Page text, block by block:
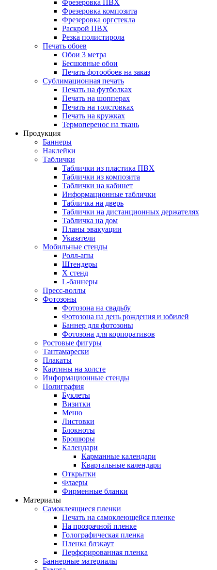
Фрезеровка ПВХ
Фрезеровка композита
Фрезеровка оргстекла
Раскрой ПВХ
Резка полистирола
Печать обоев
Обои 3 метра
Бесшовные обои
Печать фотообоев на заказ
Сублимационная печать
Печать на футболках
Печать на шопперах
Печать на толстовках
Печать на кружках
Термоперенос на ткань
Продукция
Баннеры
Наклейки
Таблички
Таблички из пластика ПВХ
Таблички из композита
Таблички на кабинет
Информационные таблички
Табличка на дверь
Таблички на дистанционных держателях
Табличка на дом
Планы эвакуации
Указатели
Мобильные стенды
Ролл-апы
Штендеры
Х стенд
L-баннеры
Пресс-воллы
Фотозоны
Фотозона на свадьбу
Фотозона на день рождения и юбилей
Баннер для фотозоны
Фотозона для корпоративов
Ростовые фигуры
Тантамарески
Плакаты
Картины на холсте
Информационные стенды
Полиграфия
Буклеты
Визитки
Меню
Листовки
Блокноты
Брошюры
Календари
Карманные календари
Квартальные календари
Открытки
Флаеры
Фирменные бланки
Материалы
Самоклеящиеся пленки
Печать на самоклеющейся пленке
На прозрачной пленке
Голографическая пленка
Пленка блэкаут
Перфорированная пленка
Баннерные материалы